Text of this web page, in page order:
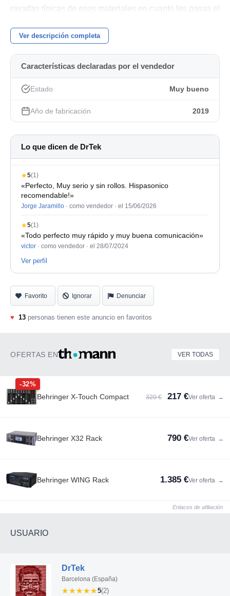
rayadas típicas de esos materiales en cuanto les pasas el
Me encanta la plataforma, francamente divertida y
potente, pero necesito hacer espacio para el Push 3. La
MPC X brilla como secuenciador central o como
controlador/interfaz MIDI, con sus 2 entradas y 4 salidas
entrada, 2 previos de Micro/instrumento/linea con 2
entradas en el frontal seleccionables, entrada
linea/phono, 8 salidas independientes, etc…
básicamente te puede hacer de mezclador, procesador
capacidades como sampler. La función de auto sampling
es una maravilla, y con la cantidad de efectos integrados
y el motor de separación de stems, literalmente tienes
infinitas posibilidades de diseño de sonido en un formato
que presenta una superficie de control super cómoda y
ágil.
Prefiero venta en mano en Barcelona, pero si se tiene
Ver descripción completa
Características declaradas por el vendedor
Estado Muy bueno
Año de fabricación 2019
Lo que dicen de DrTek
★5(1)
«Perfecto, Muy serio y sin rollos. Hispasonico
recomendable!»
Jorge Jaramillo · como vendedor · el 15/06/2026
★5(1)
«Todo perfecto muy rápido y muy buena comunicación»
victor · como vendedor · el 28/07/2024
Ver perfil
Favorito Ignorar Denunciar
♥ 13 personas tienen este anuncio en favoritos
OFERTAS EN VER TODAS
-32%
Behringer X-Touch Compact 320 € 217 €Ver oferta →
Behringer X32 Rack 790 €Ver oferta →
Behringer WING Rack 1.385 €Ver oferta →
Enlaces de afiliación
USUARIO
DrTek
Barcelona (España)
★★★★★
★★★★★5(2)